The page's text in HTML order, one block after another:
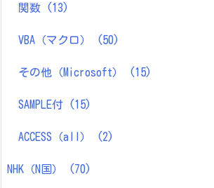
関数 (13)
VBA（マクロ） (50)
その他（Microsoft） (15)
SAMPLE付 (15)
ACCESS（all） (2)
NHK（N国） (70)